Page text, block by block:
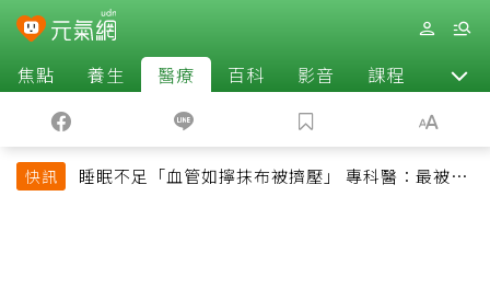
焦點 養生 醫療 百科 影音 課程 退休
快訊
睡眠不足「血管如擰抹布被擠壓」 專科醫：最被忽